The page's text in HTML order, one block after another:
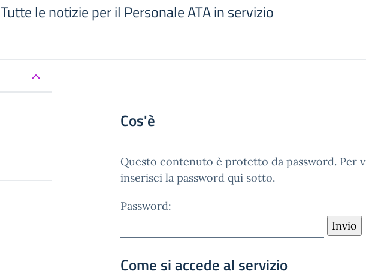
Tutte le notizie per il Personale ATA in servizio
Cos'è
Questo contenuto è protetto da password. Per
inserisci la password qui sotto.
Password:
Come si accede al servizio